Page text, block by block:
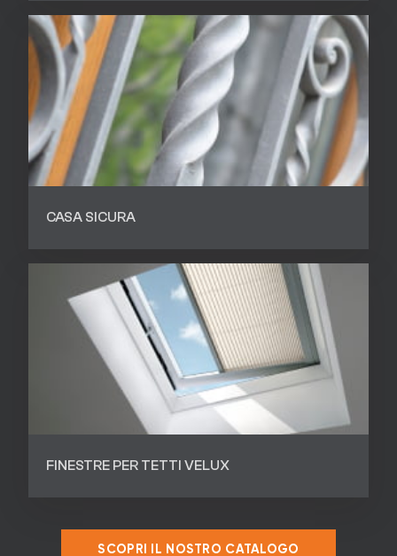
CASA SICURA
FINESTRE PER TETTI VELUX
SCOPRI IL NOSTRO CATALOGO